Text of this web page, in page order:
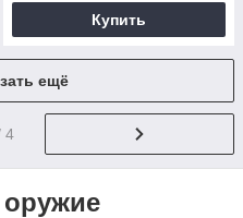
Купить
ещё
4